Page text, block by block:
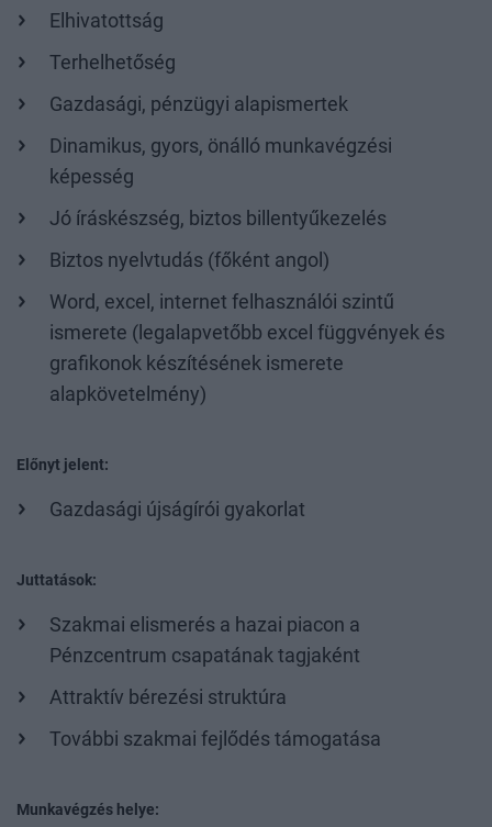
Elhivatottság
Terhelhetőség
Gazdasági, pénzügyi alapismertek
Dinamikus, gyors, önálló munkavégzési
képesség
Jó íráskészség, biztos billentyűkezelés
Biztos nyelvtudás (főként angol)
Word, excel, internet felhasználói szintű
ismerete (legalapvetőbb excel függvények és
grafikonok készítésének ismerete
alapkövetelmény)
Előnyt jelent:
Gazdasági újságírói gyakorlat
Juttatások:
Szakmai elismerés a hazai piacon a
Pénzcentrum csapatának tagjaként
Attraktív bérezési struktúra
További szakmai fejlődés támogatása
Munkavégzés helye: